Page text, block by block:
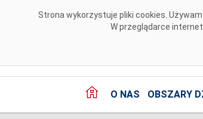
Strona wykorzystuje pliki cookies.
W przeglądarce
O NAS OBSZARY